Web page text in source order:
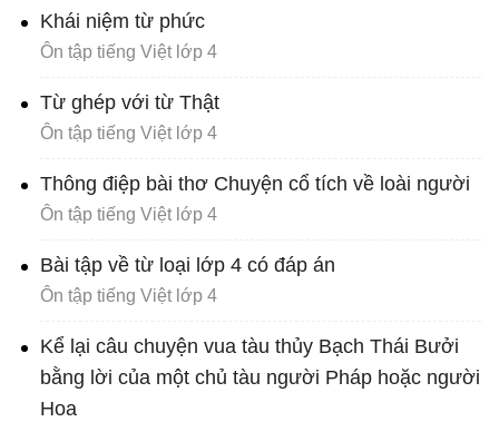
Khái niệm từ phức
Ôn tập tiếng Việt lớp 4
Từ ghép với từ Thật
Ôn tập tiếng Việt lớp 4
Thông điệp bài thơ Chuyện cổ tích về loài người
Ôn tập tiếng Việt lớp 4
Bài tập về từ loại lớp 4 có đáp án
Ôn tập tiếng Việt lớp 4
Kể lại câu chuyện vua tàu thủy Bạch Thái Bưởi
bằng lời của một chủ tàu người Pháp hoặc người
Hoa